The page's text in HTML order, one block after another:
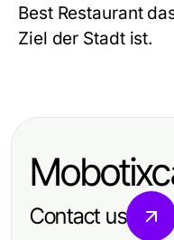
Best Restaurant
Ziel der Stadt ist.
Contact us